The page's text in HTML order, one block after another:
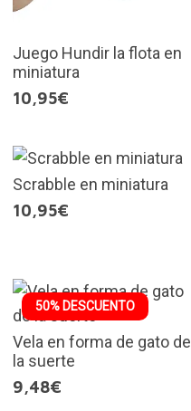
Juego Hundir la flota en
miniatura
10,95€
Scrabble en miniatura
10,95€
50% DESCUENTO
Vela en forma de gato de
la suerte
9,48€